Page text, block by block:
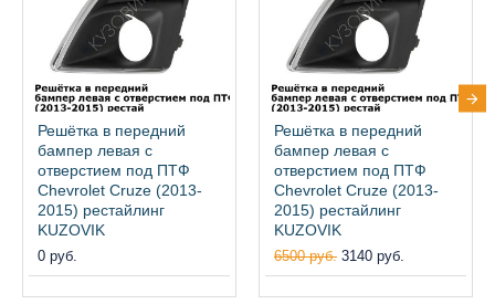
Решётка в передний
бампер левая с
отверстием под ПТФ
Chevrolet Cruze (2013-
2015) рестайлинг
KUZOVIK
0 руб.
Решётка в передний
бампер левая с
отверстием под ПТФ
Chevrolet Cruze (2013-
2015) рестайлинг
KUZOVIK
6500 руб. 3140 руб.